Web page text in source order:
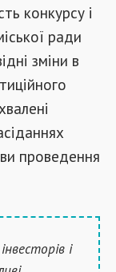
конкурсу і
ради
зміни в
проведення
і